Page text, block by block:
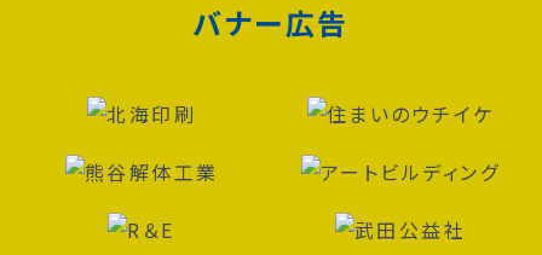
バナー広告